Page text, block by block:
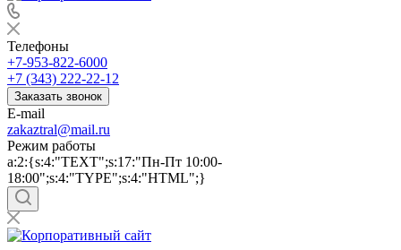
Телефоны
+7-953-822-6000
+7 (343) 222-22-12
Заказать звонок
E-mail
zakaztral@mail.ru
Режим работы
a:2:{s:4:"TEXT";s:17:"Пн-Пт 10:00-
18:00";s:4:"TYPE";s:4:"HTML";}